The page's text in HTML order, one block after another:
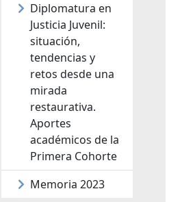
Diplomatura en
Justicia Juvenil:
situación,
tendencias y
retos desde una
mirada
restaurativa.
Aportes
académicos de la
Primera Cohorte
Memoria 2023